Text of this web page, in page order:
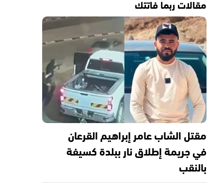
مقالات ربما فاتتك
مقتل الشاب عامر إبراهيم القرعان
في جريمة إطلاق نار ببلدة كسيفة
بالنقب